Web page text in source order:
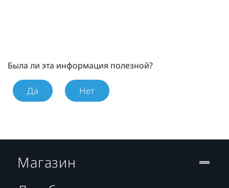
Была ли эта информация полезной?
Да Нет
Магазин